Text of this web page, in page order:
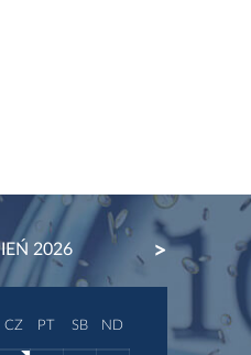
2026 NEXT
CZ PT SB ND